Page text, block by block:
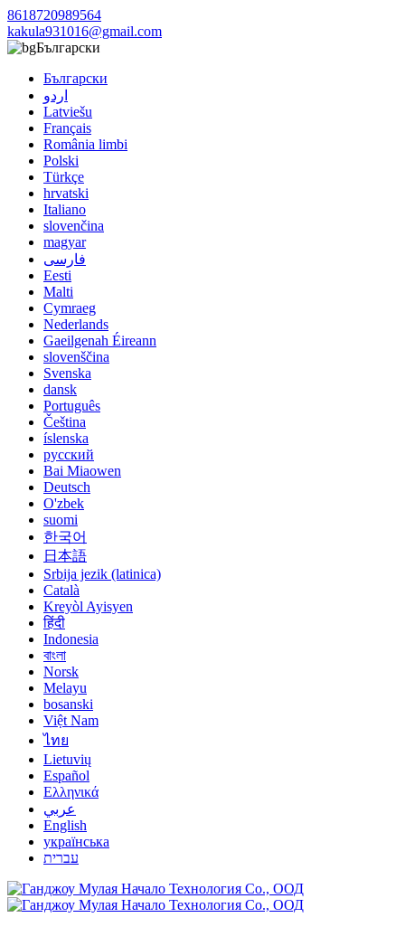
8618720989564
kakula931016@gmail.com
Български
Български
اردو
Latviešu
Français
România limbi
Polski
Türkçe
hrvatski
Italiano
slovenčina
magyar
فارسی
Eesti
Malti
Cymraeg
Nederlands
Gaeilgenah Éireann
slovenščina
Svenska
dansk
Português
Čeština
íslenska
русский
Bai Miaowen
Deutsch
O'zbek
suomi
한국어
日本語
Srbija jezik (latinica)
Català
Kreyòl Ayisyen
हिंदी
Indonesia
বাংলা
Norsk
Melayu
bosanski
Việt Nam
ไทย
Lietuvių
Español
Ελληνικά
عربي
English
українська
עברית